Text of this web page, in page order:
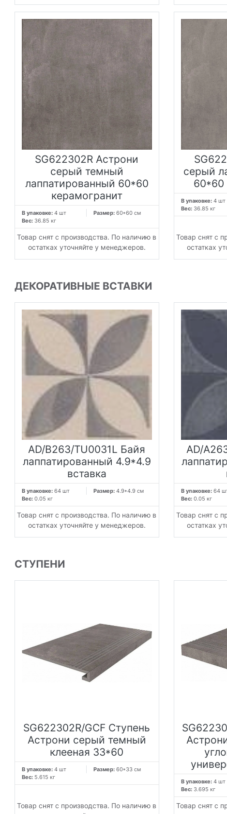
SG622302R Астрони
серый темный
лаппатированный 60*60
керамогранит
В упаковке: 4 шт Размер:60*60 см
Вес: 36.85 кг
Товар снят с производства. По наличию в
остатках уточняйте у менеджеров.
серый
60*60
В упаковке:4 шт
Вес: 36.85 кг
Товар снят с
остатках
ДЕКОРАТИВНЫЕ ВСТАВКИ
AD/B263/TU0031L Байя
лаппатированный 4.9*4.9
вставка
В упаковке: 64 шт Размер:4.9*4.9 см
Вес: 0.05 кг
Товар снят с производства. По наличию в
остатках уточняйте у менеджеров.
AD/
В упаковке:64
Вес: 0.05 кг
Товар снят с
остатках
СТУПЕНИ
SG622302R/GCF Ступень
Астрони серый темный
клееная 33*60
В упаковке: 4 шт Размер:60*33 см
Вес: 5.615 кг
Товар снят с производства. По наличию в
В упаковке:4 шт
Вес: 3.695 кг
Товар снят с